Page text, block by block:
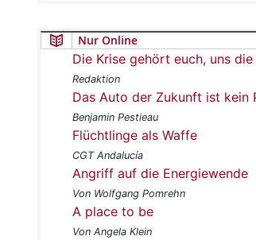
Nur Online
Die Krise gehört euch, uns
Redaktion
Das Auto der Zukunft ist kein
Benjamin Pestieau
Flüchtlinge als Waffe
CGT Andalucía
Angriff auf die Energiewende
Von Wolfgang Pomrehn
A place to be
Von Angela Klein